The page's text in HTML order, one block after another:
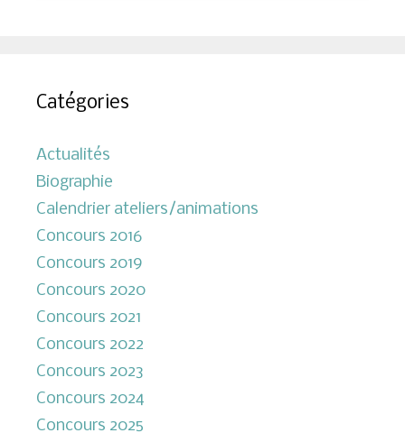
Catégories
Actualités
Biographie
Calendrier ateliers/animations
Concours 2016
Concours 2019
Concours 2020
Concours 2021
Concours 2022
Concours 2023
Concours 2024
Concours 2025